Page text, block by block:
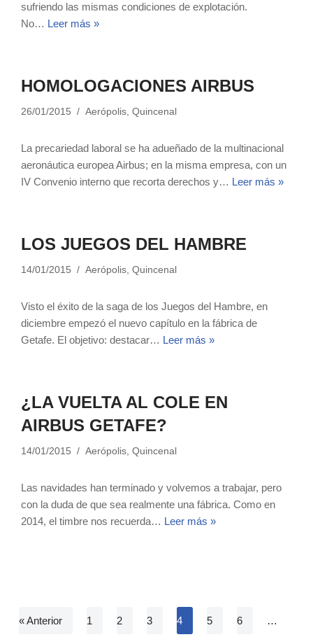
sufriendo las mismas condiciones de explotación.
No… Leer más »
HOMOLOGACIONES AIRBUS
26/01/2015 Aerópolis, Quincenal
La precariedad laboral se ha adueñado de la multinacional
aeronáutica europea Airbus; en la misma empresa, con un
IV Convenio interno que recorta derechos y… Leer más »
LOS JUEGOS DEL HAMBRE
14/01/2015 Aerópolis, Quincenal
Visto el éxito de la saga de los Juegos del Hambre, en
diciembre empezó el nuevo capítulo en la fábrica de
Getafe. El objetivo: destacar… Leer más »
¿LA VUELTA AL COLE EN
AIRBUS GETAFE?
14/01/2015 Aerópolis, Quincenal
Las navidades han terminado y volvemos a trabajar, pero
con la duda de que sea realmente una fábrica. Como en
2014, el timbre nos recuerda… Leer más »
« Anterior 1 2 3 4 5 6 …